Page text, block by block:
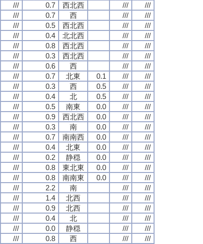
/// 0.7 西北西 ///
///
/// 0.7 西 ///
///
/// 0.5 西北西 ///
///
/// 0.4 北北西 ///
///
/// 0.8 西北西 ///
///
/// 0.3 西北西 ///
///
/// 0.6 西 ///
///
/// 0.7 北東 0.1 ///
///
/// 0.3 西 0.5 ///
///
/// 0.4 北 0.5 ///
///
/// 0.5 南東 0.0 ///
///
/// 0.9 西北西 0.0 ///
///
/// 0.3 南 0.0 ///
///
/// 0.7 南南西 0.0 ///
///
/// 0.4 北東 0.0 ///
///
/// 0.2 静穏 0.0 ///
///
/// 0.8 東北東 0.0 ///
///
/// 0.8 南南東 0.0 ///
///
/// 2.2 南 ///
///
/// 1.4 北西 ///
///
/// 0.9 北西 ///
///
/// 0.4 北 ///
///
/// 0.0 静穏 ///
///
/// 0.8 西 /// ///